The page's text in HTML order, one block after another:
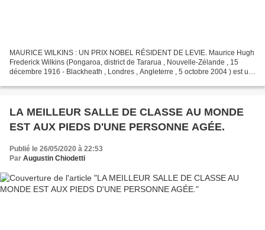
MAURICE WILKINS : UN PRIX NOBEL RÉSIDENT DE LEVIE. Maurice Hugh
Frederick Wilkins (Pongaroa, district de Tararua , Nouvelle-Zélande , 15
décembre 1916 - Blackheath , Londres , Angleterre , 5 octobre 2004 ) est un
LA MEILLEUR SALLE DE CLASSE AU MONDE
EST AUX PIEDS D'UNE PERSONNE AGÉE.
Publié le 26/05/2020 à 22:53
Par Augustin Chiodetti